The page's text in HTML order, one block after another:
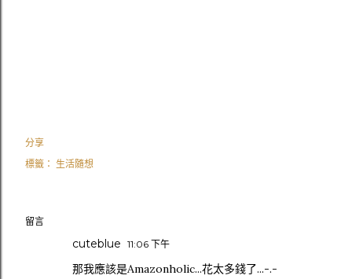
分享
標籤： 生活隨想
留言
cuteblue 11:06 下午
那我應該是Amazonholic...花太多錢了...-.-